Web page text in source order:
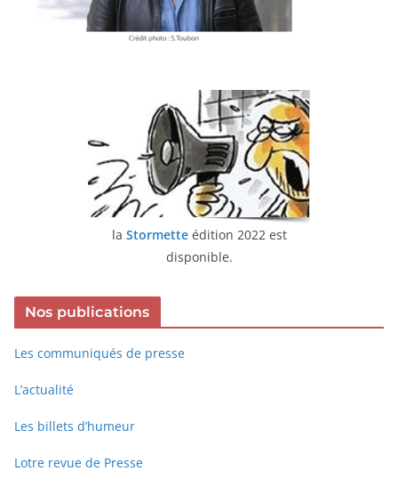
la Stormetteédition 2022 est
disponible.
Nos publications
Les communiqués de presse
L’actualité
Les billets d’humeur
Lotre revue de Presse